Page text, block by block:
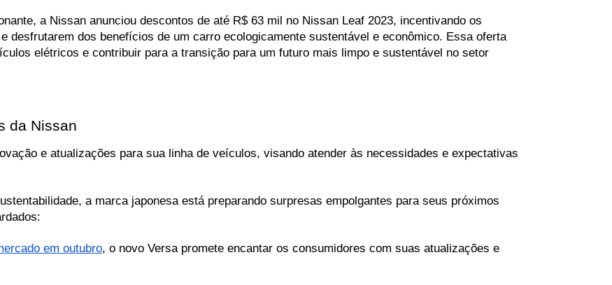
a Nissan anunciou descontos de até R$ 63 mil no Nissan Leaf 2023, incentivando os
desfrutarem dos benefícios de um carro ecologicamente sustentável e econômico. Essa oferta
elétricos e contribuir para a transição para um futuro mais limpo e sustentável no setor
da Nissan
e atualizações para sua linha de veículos, visando atender às necessidades e expectativas
a marca japonesa está preparando surpresas empolgantes para seus próximos
em outubro, o novo Versa promete encantar os consumidores com suas atualizações e